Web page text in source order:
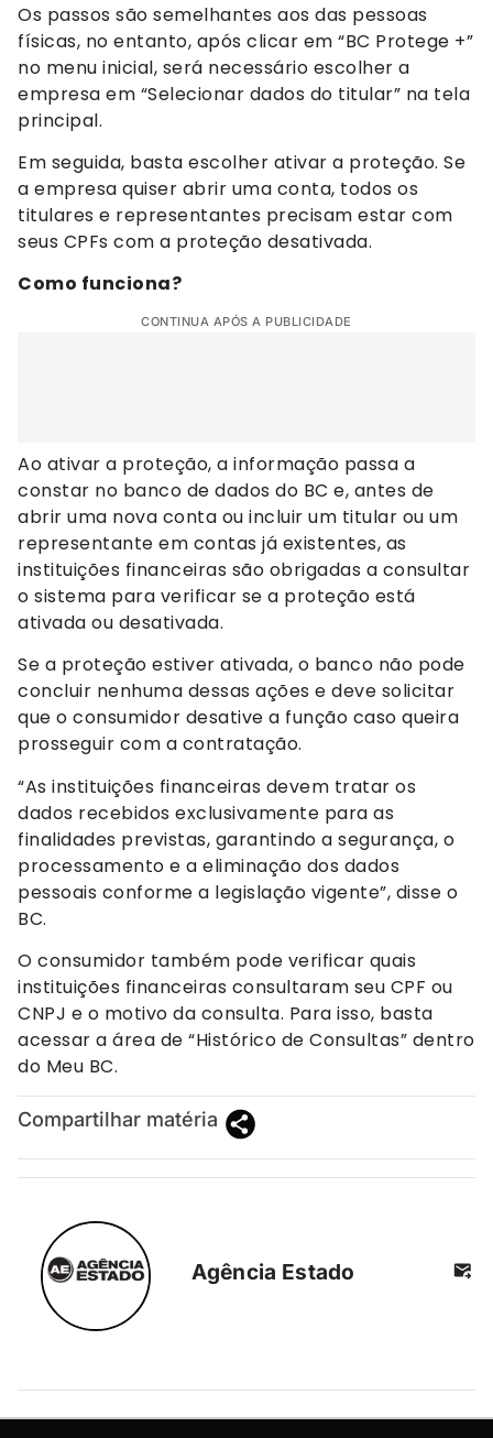
Os passos são semelhantes aos das pessoas
físicas, no entanto, após clicar em “BC Protege +”
no menu inicial, será necessário escolher a
empresa em “Selecionar dados do titular” na tela
principal.
Em seguida, basta escolher ativar a proteção. Se
a empresa quiser abrir uma conta, todos os
titulares e representantes precisam estar com
seus CPFs com a proteção desativada.
Como funciona?
CONTINUA APÓS A PUBLICIDADE
Ao ativar a proteção, a informação passa a
constar no banco de dados do BC e, antes de
abrir uma nova conta ou incluir um titular ou um
representante em contas já existentes, as
instituições financeiras são obrigadas a consultar
o sistema para verificar se a proteção está
ativada ou desativada.
Se a proteção estiver ativada, o banco não pode
concluir nenhuma dessas ações e deve solicitar
que o consumidor desative a função caso queira
prosseguir com a contratação.
“As instituições financeiras devem tratar os
dados recebidos exclusivamente para as
finalidades previstas, garantindo a segurança, o
processamento e a eliminação dos dados
pessoais conforme a legislação vigente”, disse o
BC.
O consumidor também pode verificar quais
instituições financeiras consultaram seu CPF ou
CNPJ e o motivo da consulta. Para isso, basta
acessar a área de “Histórico de Consultas” dentro
do Meu BC.
Compartilhar matéria
Agência Estado